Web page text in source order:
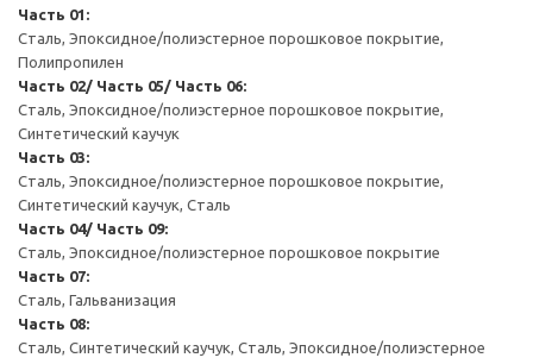
Часть 01:
Сталь, Эпоксидное/полиэстерное порошковое покрытие,
Полипропилен
Часть 02/ Часть 05/ Часть 06:
Сталь, Эпоксидное/полиэстерное порошковое покрытие,
Синтетический каучук
Часть 03:
Сталь, Эпоксидное/полиэстерное порошковое покрытие,
Синтетический каучук, Сталь
Часть 04/ Часть 09:
Сталь, Эпоксидное/полиэстерное порошковое покрытие
Часть 07:
Сталь, Гальванизация
Часть 08:
Сталь, Синтетический каучук, Сталь, Эпоксидное/полиэстерное